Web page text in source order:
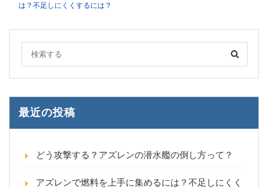
は？不足しにくくするには？
最近の投稿
どう攻撃する？アズレンの潜水艦の倒し方って？
アズレンで燃料を上手に集めるには？不足しにくく